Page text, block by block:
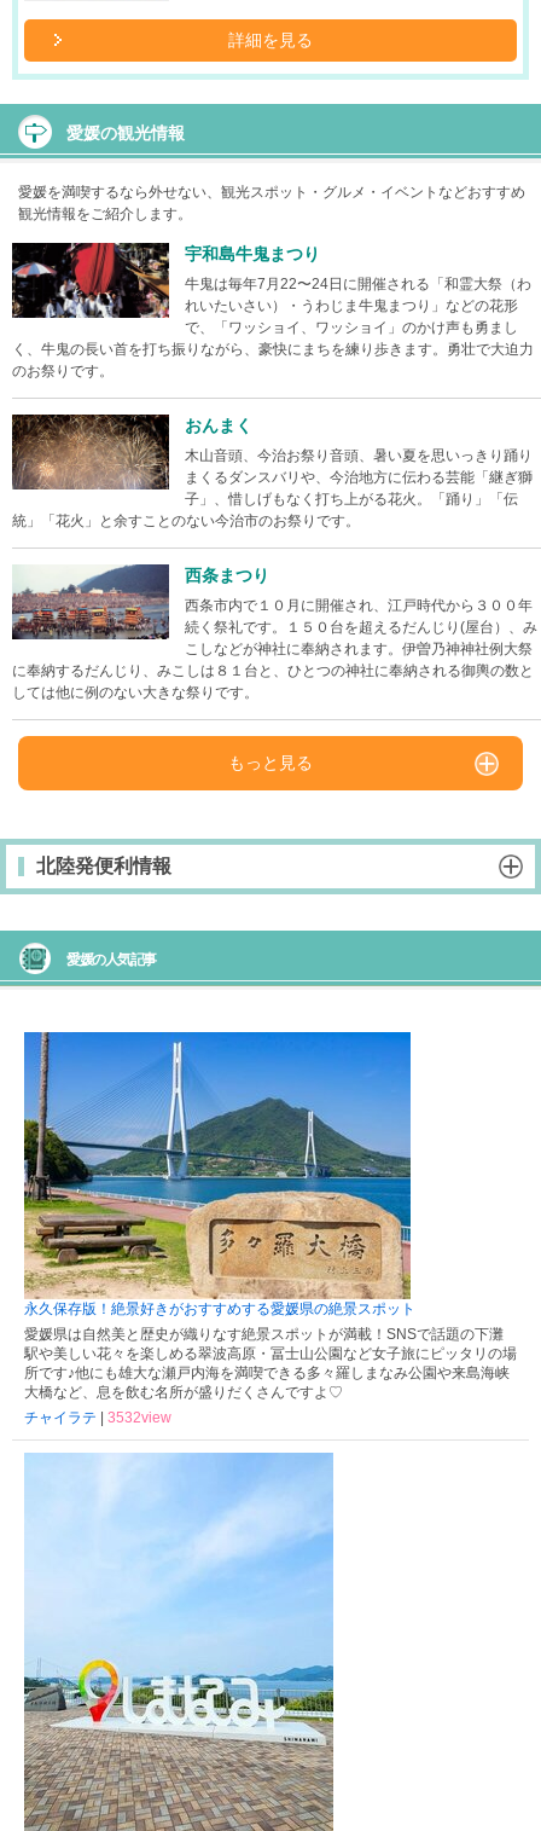
詳細を見る
愛媛の観光情報
愛媛を満喫するなら外せない、観光スポット・グルメ・イベントなどおすすめ
観光情報をご紹介します。
宇和島牛鬼まつり
牛鬼は毎年7月22〜24日に開催される「和霊大祭（わ
れいたいさい）・うわじま牛鬼まつり」などの花形
で、「ワッショイ、ワッショイ」のかけ声も勇まし
く、牛鬼の長い首を打ち振りながら、豪快にまちを練り歩きます。勇壮で大迫力
のお祭りです。
おんまく
木山音頭、今治お祭り音頭、暑い夏を思いっきり踊り
まくるダンスバリや、今治地方に伝わる芸能「継ぎ獅
子」、惜しげもなく打ち上がる花火。「踊り」「伝
統」「花火」と余すことのない今治市のお祭りです。
西条まつり
西条市内で１０月に開催され、江戸時代から３００年
続く祭礼です。１５０台を超えるだんじり(屋台）、み
こしなどが神社に奉納されます。伊曽乃神神社例大祭
に奉納するだんじり、みこしは８１台と、ひとつの神社に奉納される御輿の数と
しては他に例のない大きな祭りです。
もっと見る
北陸発便利情報
愛媛の人気記事
永久保存版！絶景好きがおすすめする愛媛県の絶景スポット
愛媛県は自然美と歴史が織りなす絶景スポットが満載！SNSで話題の下灘
駅や美しい花々を楽しめる翠波高原・冨士山公園など女子旅にピッタリの場
所です♪他にも雄大な瀬戸内海を満喫できる多々羅しまなみ公園や来島海峡
大橋など、息を飲む名所が盛りだくさんですよ♡
チャイラテ | 3532view